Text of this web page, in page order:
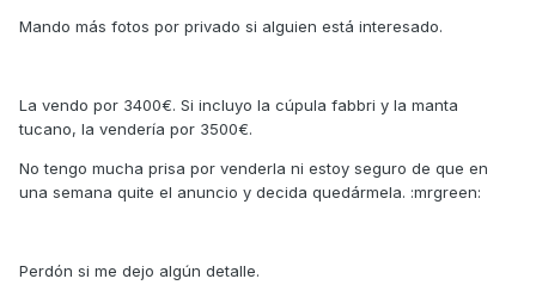
Mando más fotos por privado si alguien está interesado.
La vendo por 3400€. Si incluyo la cúpula fabbri y la manta
tucano, la vendería por 3500€.
No tengo mucha prisa por venderla ni estoy seguro de que en
una semana quite el anuncio y decida quedármela. :mrgreen:
Perdón si me dejo algún detalle.